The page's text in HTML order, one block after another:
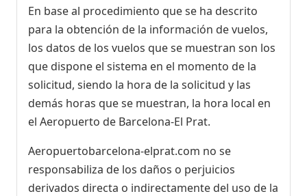
En base al procedimiento que se ha descrito
para la obtención de la información de vuelos,
los datos de los vuelos que se muestran son los
que dispone el sistema en el momento de la
solicitud, siendo la hora de la solicitud y las
demás horas que se muestran, la hora local en
el Aeropuerto de Barcelona-El Prat.
Aeropuertobarcelona-elprat.com no se
responsabiliza de los daños o perjuicios
derivados directa o indirectamente del uso de la